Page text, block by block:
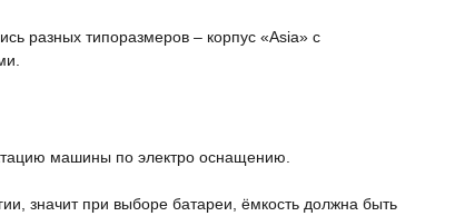
разных типоразмеров – корпус «Asia» с
машины по электро оснащению.
значит при выборе батареи, ёмкость должна быть